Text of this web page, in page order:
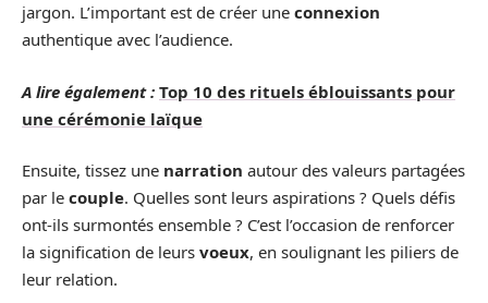
jargon. L’important est de créer une connexion
authentique avec l’audience.
A lire également : Top 10 des rituels éblouissants pour
une cérémonie laïque
Ensuite, tissez une narration autour des valeurs partagées
par le couple. Quelles sont leurs aspirations ? Quels défis
ont-ils surmontés ensemble ? C’est l’occasion de renforcer
la signification de leurs voeux, en soulignant les piliers de
leur relation.